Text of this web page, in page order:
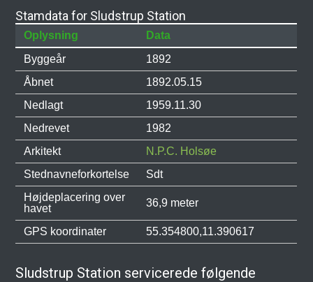
Stamdata for Sludstrup Station
Oplysning
Data
Byggeår
1892
Åbnet
1892.05.15
Nedlagt
1959.11.30
Nedrevet
1982
Arkitekt
N.P.C. Holsøe
Stednavneforkortelse
Sdt
Højdeplacering over
havet
36,9 meter
GPS koordinater 55.354800,11.390617
Sludstrup Station servicerede følgende